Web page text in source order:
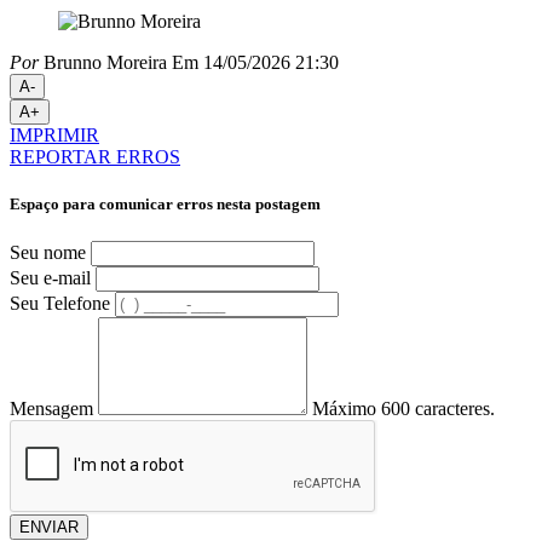
PorBrunno Moreira Em 14/05/2026 21:30
A-
A+
IMPRIMIR
REPORTAR ERROS
Espaço para comunicar erros nesta postagem
Seu nome
Seu e-mail
Seu Telefone
Mensagem Máximo 600 caracteres.
ENVIAR